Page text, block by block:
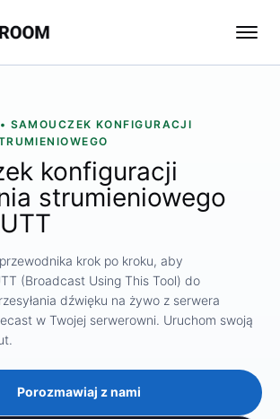
SAMOUCZEK KONFIGURACJI
konfiguracji
strumieniowego
krok po kroku, aby
(Broadcast Using This Tool) do
dźwięku na żywo z serwera
w Twojej serwerowni. Uruchom swoją
Porozmawiaj z nami